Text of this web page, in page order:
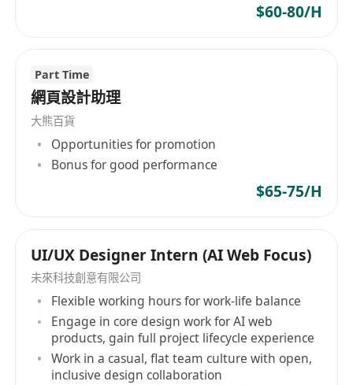
$60-80/H
Part Time
網頁設計助理
大熊百貨
Opportunities for promotion
Bonus for good performance
$65-75/H
UI/UX Designer Intern (AI Web Focus)
未來科技創意有限公司
Flexible working hours for work-life balance
Engage in core design work for AI web
products, gain full project lifecycle experience
Work in a casual, flat team culture with open,
inclusive design collaboration